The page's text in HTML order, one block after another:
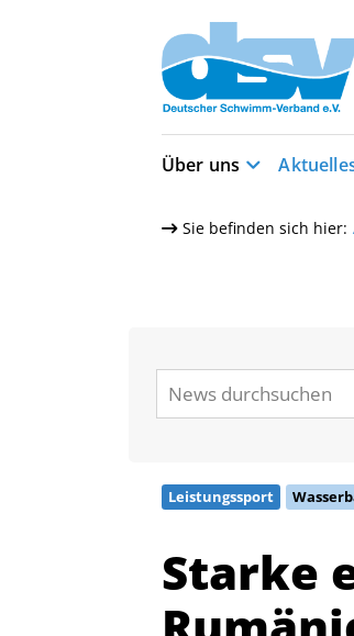
Über uns
Sie befinden sich hier:
Leistungssport
Starke